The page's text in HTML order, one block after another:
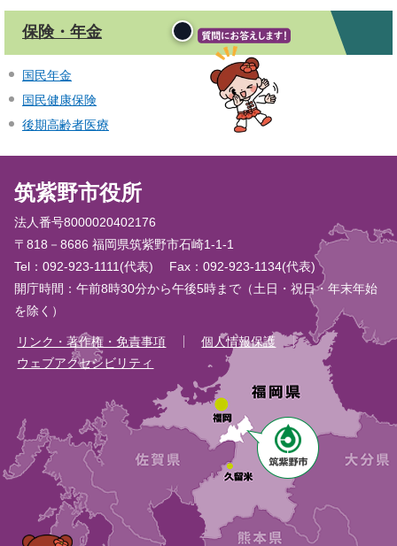
保険・年金
国民年金
国民健康保険
後期高齢者医療
筑紫野市役所
法人番号8000020402176
〒818－8686 福岡県筑紫野市石崎1-1-1
Tel：092-923-1111(代表)
Fax：092-923-1134(代表)
開庁時間：午前8時30分から午後5時まで（土日・祝日・年末年始
を除く）
リンク・著作権・免責事項
個人情報保護
ウェブアクセシビリティ